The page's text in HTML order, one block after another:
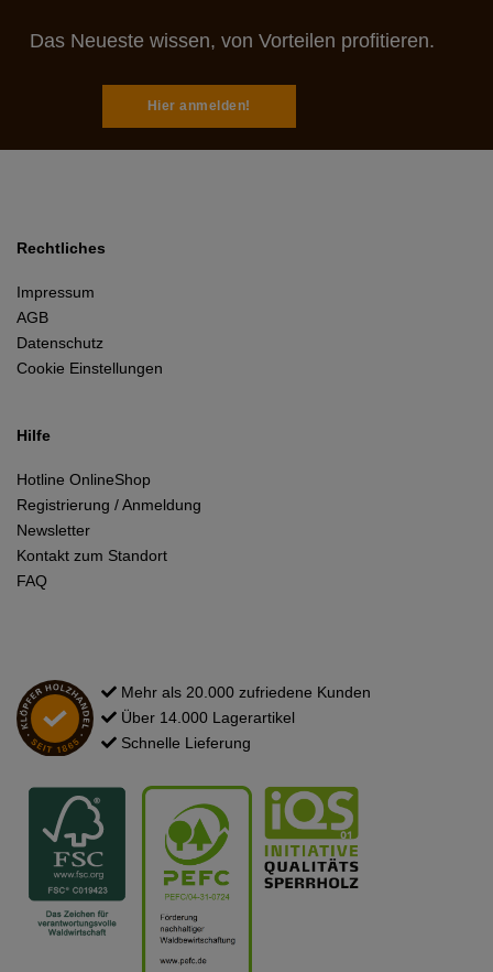
Das Neueste wissen, von Vorteilen profitieren.
Hier anmelden!
Rechtliches
Impressum
AGB
Datenschutz
Cookie Einstellungen
Hilfe
Hotline OnlineShop
Registrierung / Anmeldung
Newsletter
Kontakt zum Standort
FAQ
Mehr als 20.000 zufriedene Kunden
Über 14.000 Lagerartikel
Schnelle Lieferung